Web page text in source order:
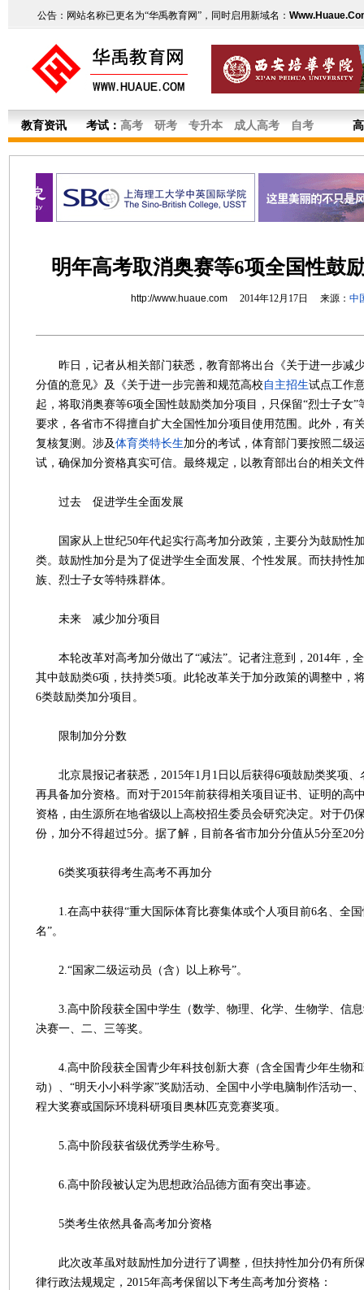
公告：网站名称已更名为“华禹教育网”，同时启用新域名：
教育资讯 考试： 高考 研考 专升本 成人高考 自考
明年高考取消奥赛等6项全国性鼓
http://www.huaue.com2014年12月17日 来源： 中
昨日，记者从相关部门获悉，教育部将出台《关于进一步减
分值的意见》及《关于进一步完善和规范高校 自主招生试点工作
起，将取消奥赛等6项全国性鼓励类加分项目，只保留“烈士子女”
要求，各省市不得擅自扩大全国性加分项目使用范围。此外，有
复核复测。涉及体育类特长生加分的考试，体育部门要按照二级
试，确保加分资格真实可信。最终规定，以教育部出台的相关文
过去 促进学生全面发展
国家从上世纪50年代起实行高考加分政策，主要分为鼓励性
类。鼓励性加分是为了促进学生全面发展、个性发展。而扶持性
族、烈士子女等特殊群体。
未来 减少加分项目
本轮改革对高考加分做出了“减法”。记者注意到，2014年，
其中鼓励类6项，扶持类5项。此轮改革关于加分政策的调整中，
6类鼓励类加分项目。
限制加分分数
北京晨报记者获悉，2015年1月1日以后获得6项鼓励类奖项、
再具备加分资格。而对于2015年前获得相关项目证书、证明的高
资格，由生源所在地省级以上高校招生委员会研究决定。对于仍
份，加分不得超过5分。据了解，目前各省市加分分值从5分至20
6类奖项获得考生高考不再加分
1.在高中获得“重大国际体育比赛集体或个人项目前6名、全国
名”。
2.“国家二级运动员（含）以上称号”。
3.高中阶段获全国中学生（数学、物理、化学、生物学、信息
决赛一、二、三等奖。
4.高中阶段获全国青少年科技创新大赛（含全国青少年生物和
动）、“明天小小科学家”奖励活动、全国中小学电脑制作活动一
程大奖赛或国际环境科研项目奥林匹克竞赛奖项。
5.高中阶段获省级优秀学生称号。
6.高中阶段被认定为思想政治品德方面有突出事迹。
5类考生依然具备高考加分资格
此次改革虽对鼓励性加分进行了调整，但扶持性加分仍有所
律行政法规规定，2015年高考保留以下考生高考加分资格：